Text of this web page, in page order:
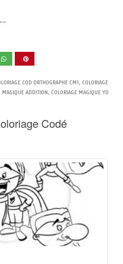
COD ORTHOGRAPHE CM1 , COLORIAGE
MAGIQUE ADDITION , COLORIAGE MAGIQUE YO
Codé